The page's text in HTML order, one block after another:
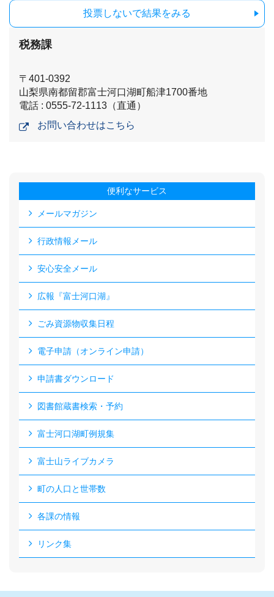
投票しないで結果をみる
税務課
〒401-0392
山梨県南都留郡富士河口湖町船津1700番地
電話 : 0555-72-1113（直通）
お問い合わせはこちら
便利なサービス
メールマガジン
行政情報メール
安心安全メール
広報『富士河口湖』
ごみ資源物収集日程
電子申請（オンライン申請）
申請書ダウンロード
図書館蔵書検索・予約
富士河口湖町例規集
富士山ライブカメラ
町の人口と世帯数
各課の情報
リンク集